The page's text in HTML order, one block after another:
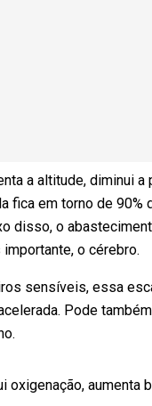
a altitude, diminui
fica em torno de
disso, o
o cérebro.
sensíveis, essa
Pode
oxigenação, aumenta